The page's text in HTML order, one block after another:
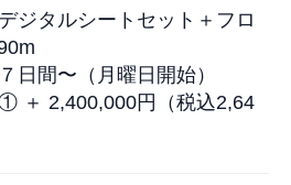
シートセット＋フロ
日間〜 （月曜日開始）
＋ 2,400,000円 （税込2,64